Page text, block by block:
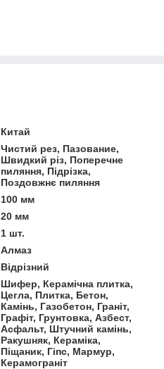
Китай
Чистий рез, Пазование,
Швидкий різ, Поперечне
пиляння, Підрізка,
Поздовжнє пиляння
100 мм
20 мм
1 шт.
Алмаз
Відрізний
Шифер, Керамічна плитка,
Цегла, Плитка, Бетон,
Камінь, Газобетон, Граніт,
Графіт, Грунтовка, Азбест,
Асфальт, Штучний камінь,
Ракушняк, Кераміка,
Піщаник, Гіпс, Мармур,
Керамограніт